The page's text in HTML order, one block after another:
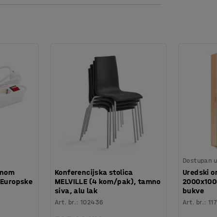
Konferencijska stolica
MELVILLE (4 kom/pak), tamno
siva, alu lak
Art. br.:102436
Dostupan
Uredski
bukve
Art. br.: